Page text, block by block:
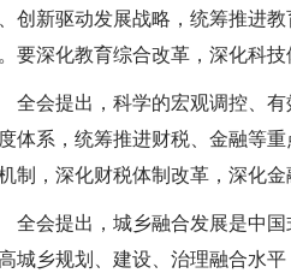
创新驱动发展战略，统筹推进
要深化教育综合改革，深化科
全会提出，科学的宏观调控、
体系，统筹推进财税、金融等
制，深化财税体制改革，深化
全会提出，城乡融合发展是中
城乡规划、建设、治理融合水